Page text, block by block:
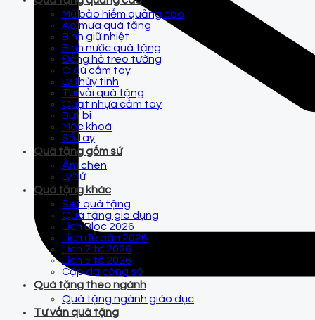
Mũ bảo hiểm quảng cáo
Áo mưa quà tặng
Bình giữ nhiệt
Bình nước quà tặng
Đồng hồ treo tường
Ô dù cầm tay
Ly thủy tinh
Túi vải quà tặng
Quạt nhựa cầm tay
Bút bi
Móc khoá
Sổ tay
Quà tặng gốm sứ
Ấm chén
Ly sứ
Quà tặng khác
Set quà tặng
Quà tặng gia dụng
Lịch Bloc 2026
Lịch để bàn 2026
Lịch 7 tờ 2026
Lịch 5 tờ 2026
Cặp da công sở
Quà tặng theo ngành
Quà tặng ngành giáo dục
Tư vấn quà tặng